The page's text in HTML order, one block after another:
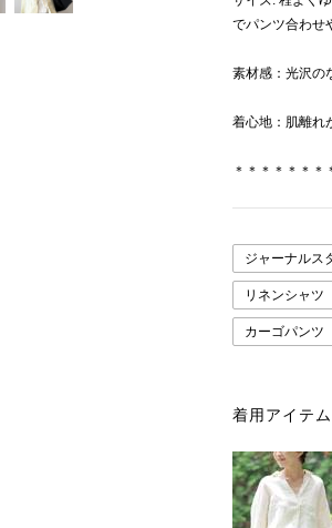
でパンツ合わせ
素材感：光沢の
着心地：肌離れ
＊＊＊＊＊＊＊
ジャーナルス
リネンシャツ
カーゴパンツ
着用アイテム